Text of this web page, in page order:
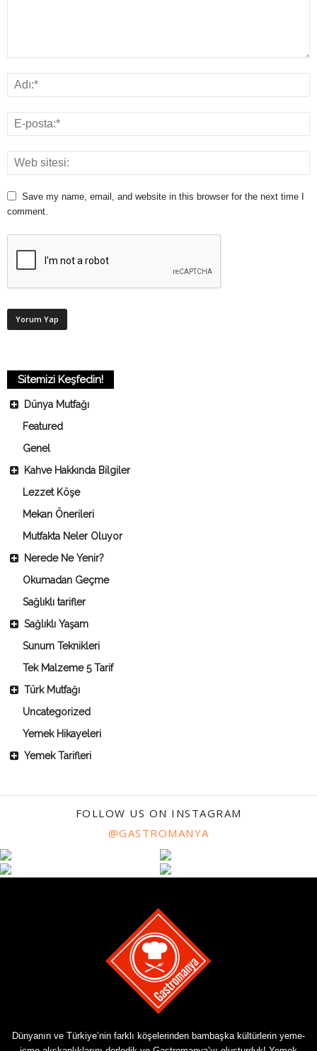
Save my name, email, and website in this browser for the next time I
comment.
Sitemizi Keşfedin!
Dünya Mutfağı
Featured
Genel
Kahve Hakkında Bilgiler
Lezzet Köşe
Mekan Önerileri
Mutfakta Neler Oluyor
Nerede Ne Yenir?
Okumadan Geçme
Sağlıklı tarifler
Sağlıklı Yaşam
Sunum Teknikleri
Tek Malzeme 5 Tarif
Türk Mutfağı
Uncategorized
Yemek Hikayeleri
Yemek Tarifleri
FOLLOW US ON INSTAGRAM
@GASTROMANYA
Dünyanın ve Türkiye’nin farklı köşelerinden bambaşka kültürlerin yeme-